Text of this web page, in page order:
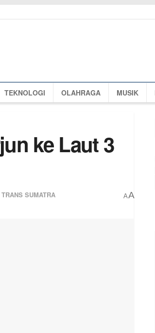
TEKNOLOGI OLAHRAGA MUSIK
ke Laut 3
TRANS SUMATRA AA